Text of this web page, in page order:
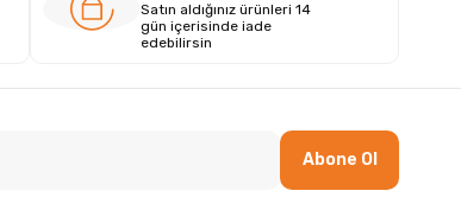
Satın aldığınız ürünleri 14
gün içerisinde iade
edebilirsin
Abone Ol